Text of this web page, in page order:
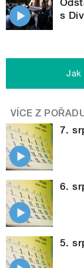
s
Jak
VÍCE Z
7.
6.
5.